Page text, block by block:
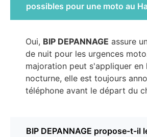
possibles pour une moto au
Oui, BIP DEPANNAGE assure
de nuit pour les urgences
majoration peut s'appliquer en
nocturne, elle est toujours
téléphone avant le départ du
BIP DEPANNAGE propose-t-il